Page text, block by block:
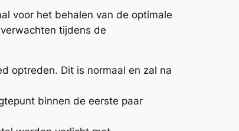
voor het behalen van de optimale
tijdens de
optreden. Dit is normaal en zal na
binnen de eerste paar